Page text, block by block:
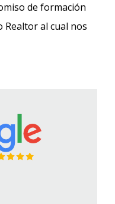
de formación
Realtor al cual nos